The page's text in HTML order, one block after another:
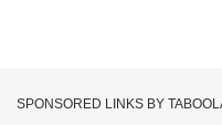
SPONSORED LINKS BY